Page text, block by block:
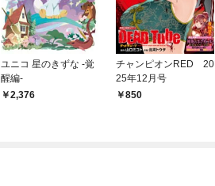
ユニコ 星のきずな -覚
醒編-
2,376
チャンピオンRED 20
25年12月号
850